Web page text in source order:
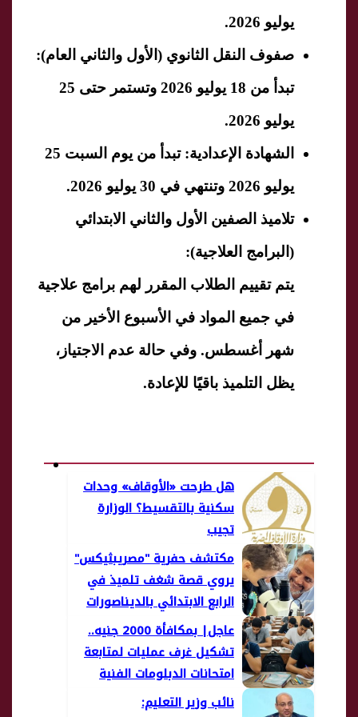
يوليو 2026.
​صفوف النقل الثانوي (الأول والثاني العام): ​
تبدأ من 18 يوليو 2026 وتستمر حتى 25
يوليو 2026.
​الشهادة الإعدادية: ​تبدأ من يوم السبت 25
يوليو 2026 وتنتهي في 30 يوليو 2026.
​تلاميذ الصفين الأول والثاني الابتدائي
(البرامج العلاجية):
​يتم تقييم الطلاب المقرر لهم برامج علاجية
في جميع المواد في الأسبوع الأخير من
شهر أغسطس. وفي حالة عدم الاجتياز،
يظل التلميذ باقيًا للإعادة.
هل طرحت «الأوقاف» وحدات
سكنية بالتقسيط؟ الوزارة
تجيب
مكتشف حفرية "مصريبثيكس"
يروي قصة شغف تلميذ في
الرابع الابتدائي بالديناصورات
عاجل| بمكافأة 2000 جنيه..
تشكيل غرف عمليات لمتابعة
امتحانات الدبلومات الفنية
2026
نائب وزير التعليم: